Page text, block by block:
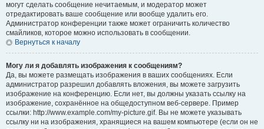
могут сделать сообщение нечитаемым, и модератор может
отредактировать ваше сообщение или вообще удалить его.
Администратор конференции также может ограничить количество
смайликов, которое можно использовать в сообщении.
Вернуться к началу
Могу ли я добавлять изображения к сообщениям?
Да, вы можете размещать изображения в ваших сообщениях. Если
администратор разрешил добавлять вложения, вы можете загрузить
изображение на конференцию. Если нет, вы должны указать ссылку на
изображение, сохранённое на общедоступном веб-сервере. Пример
ссылки: http://www.example.com/my-picture.gif. Вы не можете указывать
ссылку ни на изображения, хранящиеся на вашем компьютере (если он не